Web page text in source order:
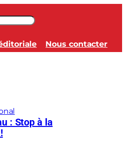
Nous contacter
: Stop à la